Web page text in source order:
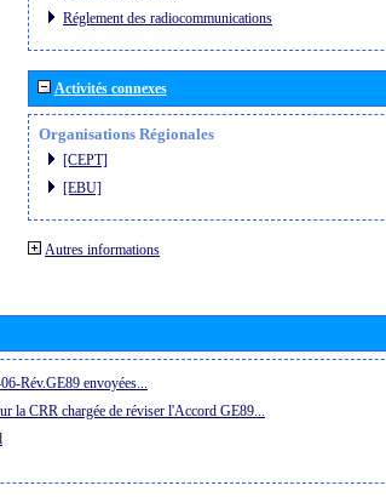
Réglement des radiocommunications
Activités connexes
Organisations Régionales
[CEPT]
[EBU]
Autres informations
Rév.GE89 envoyées...
la CRR chargée de réviser l'Accord GE89...